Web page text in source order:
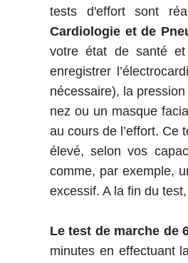
tests d'effort sont
Cardiologie et de
votre état de santé
enregistrer
nécessaire), la
nez ou un masque
au cours de l’effort. Ce
élevé, selon vos
comme, par exemple,
excessif. A la fin du
Le test de marche de
minutes en effectuant